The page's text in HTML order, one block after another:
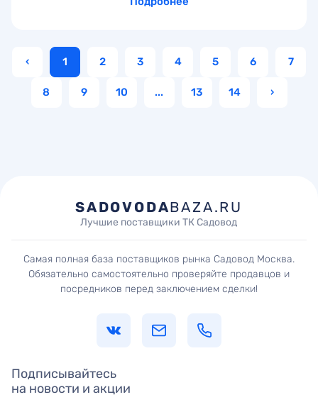
‹ 1 2 3 4 5 6 7
8 9 10 ... 13 14 ›
SADOVODABAZA.RU
Лучшие поставщики ТК Садовод
Самая полная база поставщиков рынка Садовод Москва.
Обязательно самостоятельно проверяйте продавцов и
посредников перед заключением сделки!
Подписывайтесь
на новости и акции